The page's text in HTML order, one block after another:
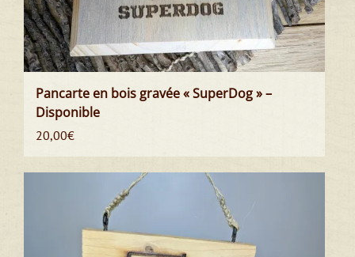
Pancarte en bois gravée « SuperDog » –
Disponible
20,00€